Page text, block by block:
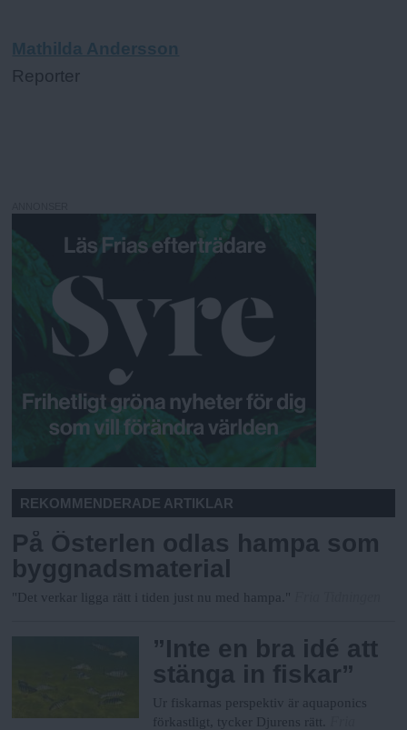
Mathilda Andersson
Reporter
REKOMMENDERADE ARTIKLAR
På Österlen odlas hampa som
byggnadsmaterial
"Det verkar ligga rätt i tiden just nu med hampa."
”Inte en bra idé att
stänga in fiskar”
Ur fiskarnas perspektiv är aquaponics
förkastligt, tycker Djurens rätt.